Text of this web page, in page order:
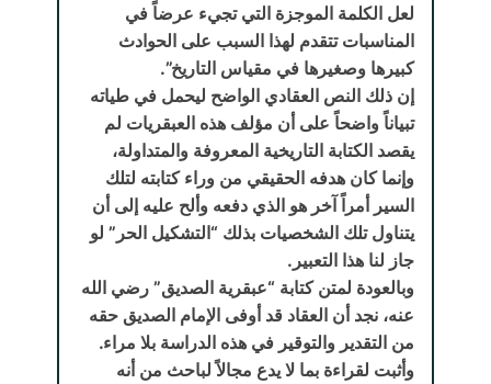
لعل الكلمة الموجزة التي تجيء عرضاً في
المناسبات تتقدم لهذا السبب على الحوادث
كبيرها وصغيرها في مقياس التاريخ”.
إن ذلك النص العقادي الواضح ليحمل في طياته
تبياناً واضحاً على أن مؤلف هذه العبقريات لم
يقصد الكتابة التاريخية المعروفة والمتداولة،
وإنما كان هدفه الحقيقي من وراء كتابته لتلك
السير أمراً آخر هو الذي دفعه وألح عليه إلى أن
يتناول تلك الشخصيات بذلك “التشكيل الحر” لو
جاز لنا هذا التعبير.
وبالعودة لمتن كتابة “عبقرية الصديق” رضي الله
عنه، نجد أن العقاد قد أوفى الإمام الصديق حقه
من التقدير والتوقير في هذه الدراسة بلا مراء.
وأثبت لقراءة بما لا يدع مجالاً لباحث من أنه